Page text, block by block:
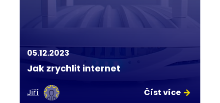
05.12.2023
Jak zrychlit internet
Jiří Číst více